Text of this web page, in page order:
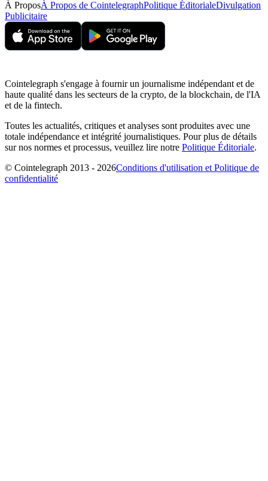
À ProposÀ Propos de CointelegraphPolitique ÉditorialeDivulgation
Publicitaire
Cointelegraph s'engage à fournir un journalisme indépendant et de
haute qualité dans les secteurs de la crypto, de la blockchain, de l'IA
et de la fintech.
Toutes les actualités, critiques et analyses sont produites avec une
totale indépendance et intégrité journalistiques. Pour plus de détails
sur nos normes et processus, veuillez lire notre Politique Éditoriale.
© Cointelegraph 2013 - 2026Conditions d'utilisation et Politique de
confidentialité